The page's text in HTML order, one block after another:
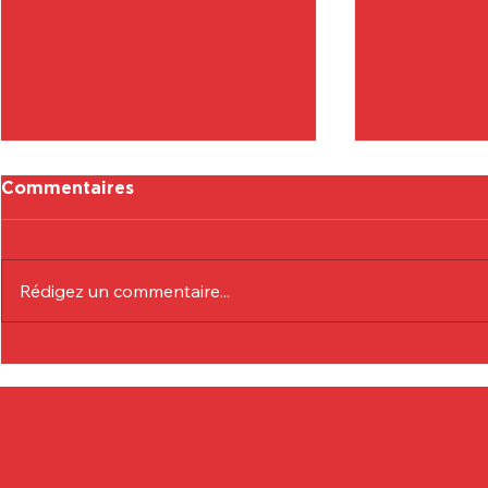
Commentaires
Rédigez un commentaire...